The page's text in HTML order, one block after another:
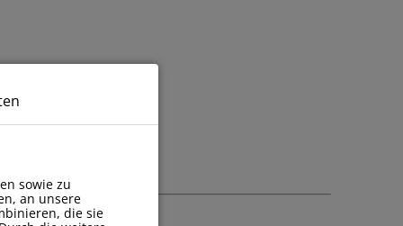
sowie zu
an unsere
die sie